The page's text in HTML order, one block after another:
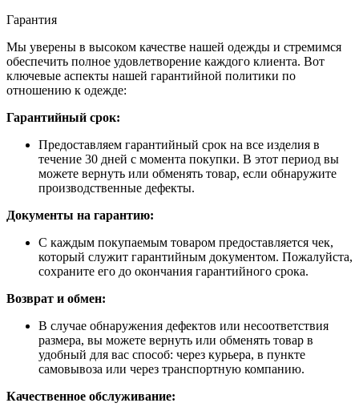
Гарантия
Мы уверены в высоком качестве нашей одежды и стремимся
обеспечить полное удовлетворение каждого клиента. Вот
ключевые аспекты нашей гарантийной политики по
отношению к одежде:
Гарантийный срок:
Предоставляем гарантийный срок на все изделия в
течение 30 дней с момента покупки. В этот период вы
можете вернуть или обменять товар, если обнаружите
производственные дефекты.
Документы на гарантию:
С каждым покупаемым товаром предоставляется чек,
который служит гарантийным документом. Пожалуйста,
сохраните его до окончания гарантийного срока.
Возврат и обмен:
В случае обнаружения дефектов или несоответствия
размера, вы можете вернуть или обменять товар в
удобный для вас способ: через курьера, в пункте
самовывоза или через транспортную компанию.
Качественное обслуживание: